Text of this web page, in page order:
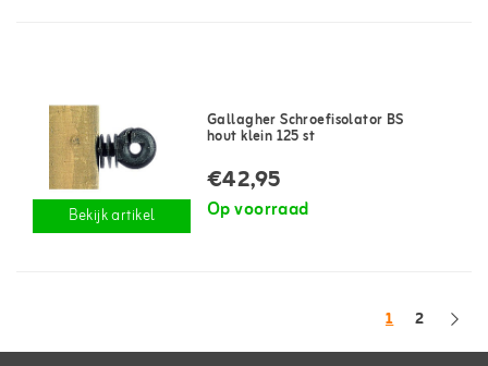
Bekijk artikel
Gallagher Schroefisolator BS
hout klein 125 st
€42,95
Op voorraad
1 2